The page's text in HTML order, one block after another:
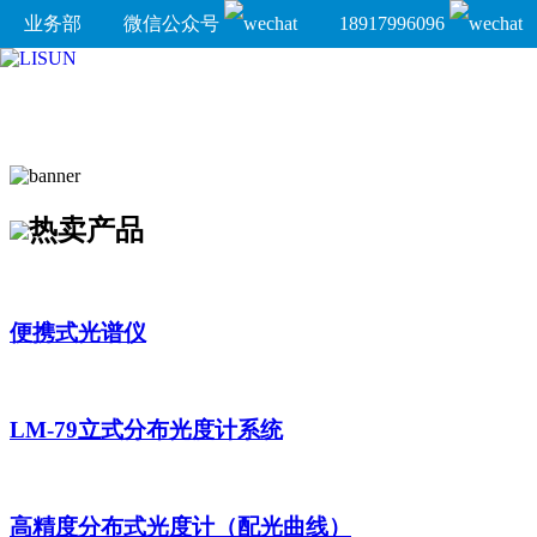
业务部 微信公众号 18917996096
热卖产品
便携式光谱仪
LM-79立式分布光度计系统
高精度分布式光度计（配光曲线）